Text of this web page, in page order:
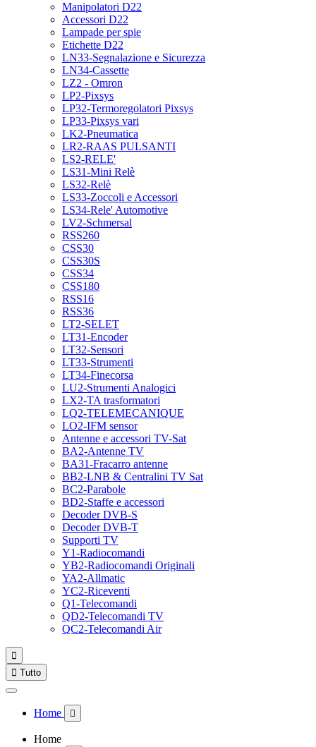
Manipolatori D22
Accessori D22
Lampade per spie
Etichette D22
LN33-Segnalazione e Sicurezza
LN34-Cassette
LZ2 - Omron
LP2-Pixsys
LP32-Termoregolatori Pixsys
LP33-Pixsys vari
LK2-Pneumatica
LR2-RAAS PULSANTI
LS2-RELE'
LS31-Mini Relè
LS32-Relè
LS33-Zoccoli e Accessori
LS34-Rele' Automotive
LV2-Schmersal
RSS260
CSS30
CSS30S
CSS34
CSS180
RSS16
RSS36
LT2-SELET
LT31-Encoder
LT32-Sensori
LT33-Strumenti
LT34-Finecorsa
LU2-Strumenti Analogici
LX2-TA trasformatori
LQ2-TELEMECANIQUE
LO2-IFM sensor
Antenne e accessori TV-Sat
BA2-Antenne TV
BA31-Fracarro antenne
BB2-LNB & Centralini TV Sat
BC2-Parabole
BD2-Staffe e accessori
Decoder DVB-S
Decoder DVB-T
Supporti TV
Y1-Radiocomandi
YB2-Radiocomandi Originali
YA2-Allmatic
YC2-Riceventi
Q1-Telecomandi
QD2-Telecomandi TV
QC2-Telecomandi Air

 Tutto
Home 
Home